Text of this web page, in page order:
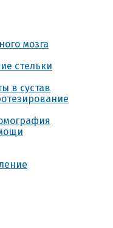
мозга
стельки
в сустав